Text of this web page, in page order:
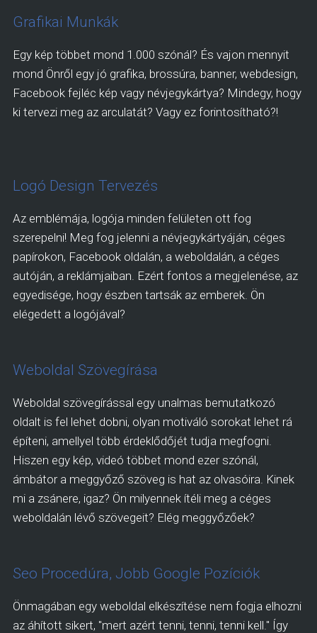
Grafikai Munkák
Egy kép többet mond 1.000 szónál? És vajon mennyit
mond Önről egy jó grafika, brossúra, banner, webdesign,
Facebook fejléc kép vagy névjegykártya? Mindegy, hogy
ki tervezi meg az arculatát? Vagy ez forintosítható?!
Logó Design Tervezés
Az emblémája, logója minden felületen ott fog
szerepelni! Meg fog jelenni a névjegykártyáján, céges
papírokon, Facebook oldalán, a weboldalán, a céges
autóján, a reklámjaiban. Ezért fontos a megjelenése, az
egyedisége, hogy észben tartsák az emberek. Ön
elégedett a logójával?
Weboldal Szövegírása
Weboldal szövegírással egy unalmas bemutatkozó
oldalt is fel lehet dobni, olyan motiváló sorokat lehet rá
építeni, amellyel több érdeklődőjét tudja megfogni.
Hiszen egy kép, videó többet mond ezer szónál,
ámbátor a meggyőző szöveg is hat az olvasóira. Kinek
mi a zsánere, igaz? Ön milyennek ítéli meg a céges
weboldalán lévő szövegeit? Elég meggyőzőek?
Seo Procedúra, Jobb Google Pozíciók
Önmagában egy weboldal elkészítése nem fogja elhozni
az áhított sikert, "mert azért tenni, tenni, tenni kell." Így